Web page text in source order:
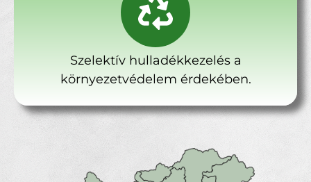
Szelektív hulladékkezelés a
környezetvédelem érdekében.